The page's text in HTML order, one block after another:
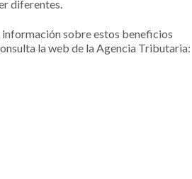
diferentes.
información sobre estos beneficios
la web de la Agencia Tributaria: